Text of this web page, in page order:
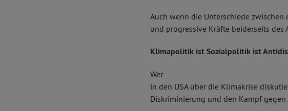
Auch wenn die Unterschiede zwischen
und progressive Kräfte beiderseits
Klimapolitik ist Sozialpolitik ist
Wer
in den USA über die Klimakrise
Diskriminierung und den Kampf gegen